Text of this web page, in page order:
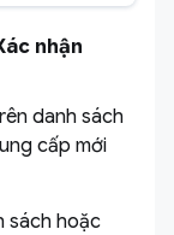
nhận
danh sách
cấp mới
sách hoặc